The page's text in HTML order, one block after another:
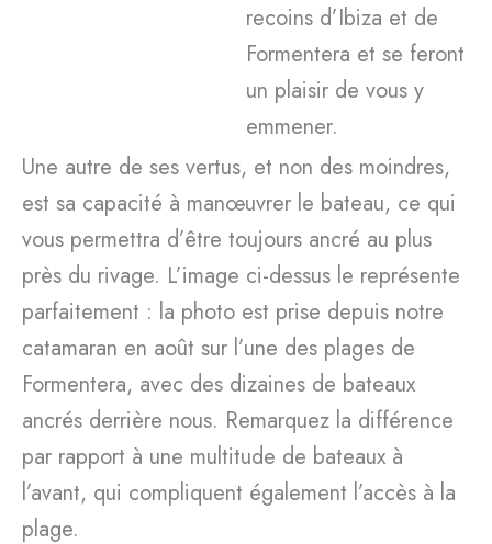
recoins d’Ibiza et de
Formentera et se feront
un plaisir de vous y
emmener.
Une autre de ses vertus, et non des moindres,
est sa capacité à manœuvrer le bateau, ce qui
vous permettra d’être toujours ancré au plus
près du rivage. L’image ci-dessus le représente
parfaitement : la photo est prise depuis notre
catamaran en août sur l’une des plages de
Formentera, avec des dizaines de bateaux
ancrés derrière nous. Remarquez la différence
par rapport à une multitude de bateaux à
l’avant, qui compliquent également l’accès à la
plage.